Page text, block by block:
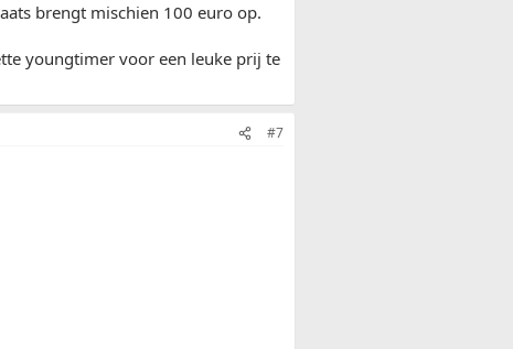
brengt mischien 100 euro op.
youngtimer voor een leuke prij te
#7